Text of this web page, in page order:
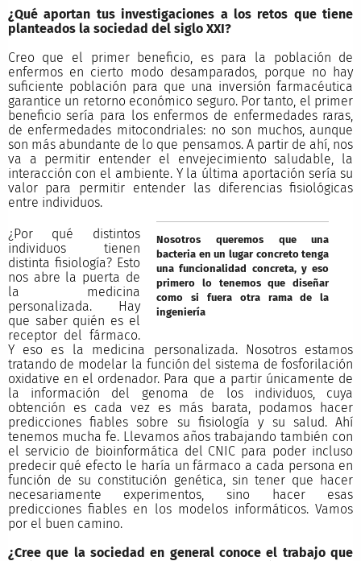
¿Qué aportan tus investigaciones a los retos que tiene
planteados la sociedad del siglo XXI?
Creo que el primer beneficio, es para la población de
enfermos en cierto modo desamparados, porque no hay
suficiente población para que una inversión farmacéutica
garantice un retorno económico seguro. Por tanto, el primer
beneficio sería para los enfermos de enfermedades raras,
de enfermedades mitocondriales: no son muchos, aunque
son más abundante de lo que pensamos. A partir de ahí, nos
va a permitir entender el envejecimiento saludable, la
interacción con el ambiente. Y la última aportación sería su
valor para permitir entender las diferencias fisiológicas
entre individuos.
Nosotros queremos que una
bacteria en un lugar concreto tenga
una funcionalidad concreta, y eso
primero lo tenemos que diseñar
como si fuera otra rama de la
ingeniería
¿Por qué distintos
individuos tienen
distinta fisiología? Esto
nos abre la puerta de
la medicina
personalizada. Hay
que saber quién es el
receptor del fármaco.
Y eso es la medicina personalizada. Nosotros estamos
tratando de modelar la función del sistema de fosforilación
oxidative en el ordenador. Para que a partir únicamente de
la información del genoma de los individuos, cuya
obtención es cada vez es más barata, podamos hacer
predicciones fiables sobre su fisiología y su salud. Ahí
tenemos mucha fe. Llevamos años trabajando también con
el servicio de bioinformática del CNIC para poder incluso
predecir qué efecto le haría un fármaco a cada persona en
función de su constitución genética, sin tener que hacer
necesariamente experimentos, sino hacer esas
predicciones fiables en los modelos informáticos. Vamos
por el buen camino.
¿Cree que la sociedad en general conoce el trabajo que